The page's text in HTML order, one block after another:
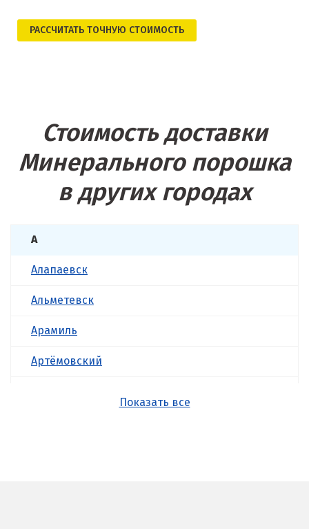
РАСCЧИТАТЬ ТОЧНУЮ СТОИМОСТЬ
Стоимость доставки
Минерального порошка
в других городах
А
Алапаевск
Альметевск
Арамиль
Артёмовский
Показать все